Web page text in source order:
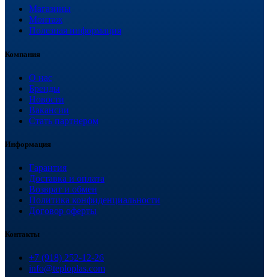
Магазины
Монтаж
Полезная информация
Компания
О нас
Бренды
Новости
Вакансии
Стать партнером
Информация
Гарантия
Доставка и оплата
Возврат и обмен
Политика конфиденциальности
Договор оферты
Контакты
+7 (918) 252-12-26
info@teploplas.com